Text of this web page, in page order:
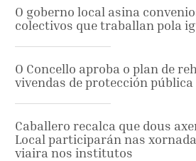
O goberno local asina
colectivos que traballan pola
O Concello aproba o plan de
vivendas de protección pública
Caballero recalca que dous
Local participarán nas
viaira nos institutos